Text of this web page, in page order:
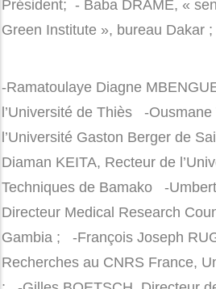
Président; - Baba DRAME, «
Green Institute », bureau Dakar ;
-Ramatoulaye Diagne
l’Université de Thiès -Ousmane
l’Université Gaston Berger de
Diaman KEITA, Recteur de
Techniques de Bamako -
Directeur Medical Research
Gambia ; -François Joseph
Recherches au CNRS France,